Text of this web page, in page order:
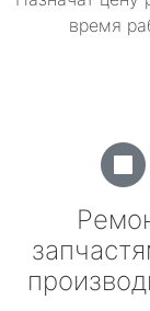
время